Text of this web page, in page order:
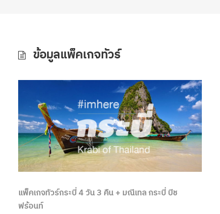
ข้อมูลแพ็คเกจทัวร์
แพ็คเกจทัวร์กระบี่ 4 วัน 3 คืน + มณีเทล กระบี่ บีช
ฟร้อนท์